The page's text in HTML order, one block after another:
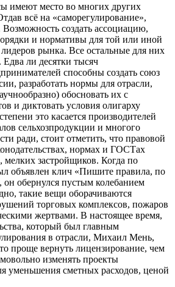
имеют место во многих других
всё на «саморегулирование»,
Возможность создать ассоциацию,
и нормативы для той или иной
лидеров рынка. Все остальные для них
ли десятки тысяч
способны создать союз
разработать нормы для отрасли,
обосновать их с
и диктовать условия олигарху
это касается производителей
сельхозпродукции и многого
ради, стоит отметить, что правовой
нормах и ГОСТах
мелких застройщиков. Когда по
объявлен клич «Пишите правила, по
он обернулся пустым колебанием
такие вещи оборачиваются
торговых комплексов, пожаров
жертвами. В настоящее время,
который был главным
в отрасли, Михаил Мень,
проще вернуть лицензирование, чем
изменять проекты
уменьшения сметных расходов, ценой